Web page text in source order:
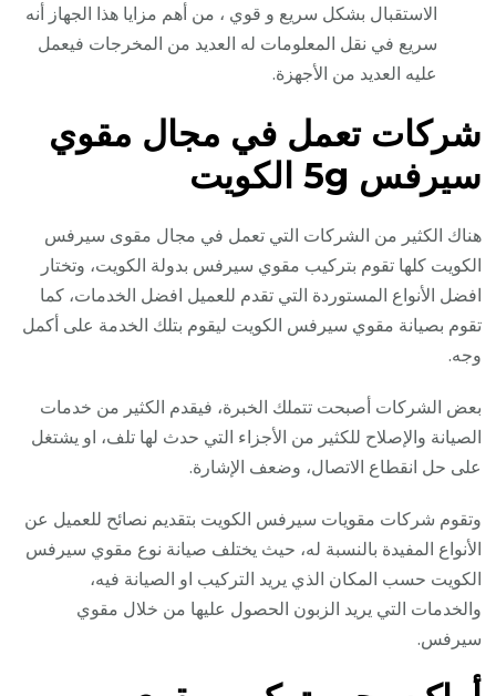
الاستقبال بشكل سريع و قوي ، من أهم مزايا هذا الجهاز أنه
سريع في نقل المعلومات له العديد من المخرجات فيعمل
عليه العديد من الأجهزة.
شركات تعمل في مجال مقوي
سيرفس 5g الكويت
هناك الكثير من الشركات التي تعمل في مجال مقوى سيرفس
الكويت كلها تقوم بتركيب مقوي سيرفس بدولة الكويت، وتختار
افضل الأنواع المستوردة التي تقدم للعميل افضل الخدمات، كما
تقوم بصيانة مقوي سيرفس الكويت ليقوم بتلك الخدمة على أكمل
وجه.
بعض الشركات أصبحت تتملك الخبرة، فيقدم الكثير من خدمات
الصيانة والإصلاح للكثير من الأجزاء التي حدث لها تلف، او يشتغل
على حل انقطاع الاتصال، وضعف الإشارة.
وتقوم شركات مقويات سيرفس الكويت بتقديم نصائح للعميل عن
الأنواع المفيدة بالنسبة له، حيث يختلف صيانة نوع مقوي سيرفس
الكويت حسب المكان الذي يريد التركيب او الصيانة فيه،
والخدمات التي يريد الزبون الحصول عليها من خلال مقوي
سيرفس.